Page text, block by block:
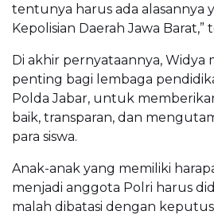
tentunya harus ada alasannya
Kepolisian Daerah Jawa Barat,”
Di akhir pernyataannya, Widya
penting bagi lembaga
Polda Jabar, untuk
baik, transparan, dan
para siswa.
Anak-anak yang memiliki
menjadi anggota Polri harus
malah dibatasi dengan